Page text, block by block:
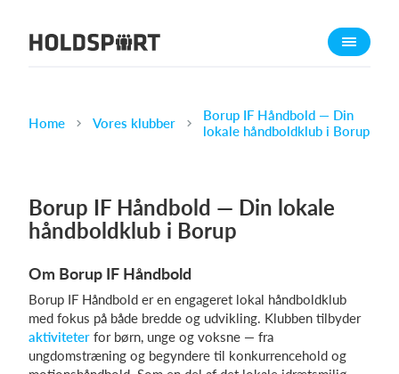
Om Holdsport
Karriere
Funktioner
Kalender
Webshop
Billetsystem
Home Vores klubber
Borup IF Håndbold — Din
lokale håndboldklub i Borup
Borup IF Håndbold — Din lokale
håndboldklub i Borup
Om Borup IF Håndbold
Borup IF Håndbold er en engageret lokal håndboldklub
med fokus på både bredde og udvikling. Klubben tilbyder
aktiviteter for børn, unge og voksne — fra
ungdomstræning og begyndere til konkurrencehold og